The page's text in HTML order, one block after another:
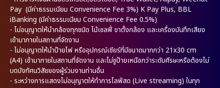
Pay (มีค่าธรรมเนียม Convenience Fee 3%) K Pay Plus, BBL
iBanking (มีค่าธรรมเนียม Convenience Fee 0.5%)
- ไม่อนุญาตให้นำกล้องทุกชนิด ไม้เซลฟี่ ขาตั้งกล้อง และเครื่องบันทึกเสียง
เข้ามาภายในสถานที่จัดงาน
- ไม่อนุญาตให้นำป้ายไฟ หรืออุปกรณ์เชียร์ที่มีขนาดมากกว่า 21x30 cm
(A4) เข้ามาภายในสถานที่จัดงาน และไม่ชูป้ายเหนือกว่าระดับศีรษะหรือต้องไม่
บดบังทัศนวิสัยของผู้ร่วมงานท่านอื่น
- ระหว่างการแสดงไม่อนุญาตให้ทำการไลฟ์สด (Live streaming) ในทุก